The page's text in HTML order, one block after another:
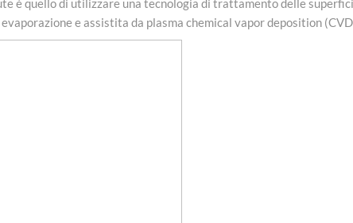
è quello di utilizzare una tecnologia di trattamento delle
e assistita da plasma chemical vapor deposition